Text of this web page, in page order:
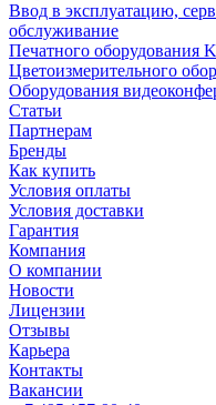
Ввод в эксплуатацию,
обслуживание
Печатного оборудования
Цветоизмерительного
Оборудования
Статьи
Партнерам
Бренды
Как купить
Условия оплаты
Условия доставки
Гарантия
Компания
О компании
Новости
Лицензии
Отзывы
Карьера
Контакты
Вакансии